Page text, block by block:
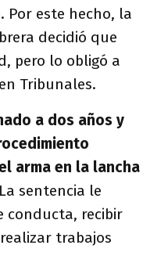
. Por este hecho, la
decidió que
pero lo obligó a
Tribunales.
a dos años y
arma en la lancha
sentencia le
conducta, recibir
trabajos